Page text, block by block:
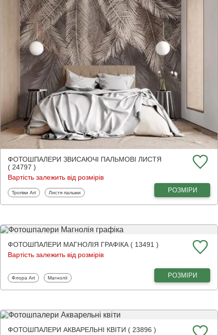
ФОТОШПАЛЕРИ ЗВИСАЮЧІ ПАЛЬМОВІ ЛИСТЯ
( 24797 )
Вартість залежить від розмірів
Фотошпалери
Тропіки Art Фотошпалери
Листя пальми РОЗМІРИ
ФОТОШПАЛЕРИ МАГНОЛІЯ ГРАФІКА ( 13491 )
Вартість залежить від розмірів
Фотошпалери
Флора Art Фотошпалери
Магнолії РОЗМІРИ
ФОТОШПАЛЕРИ АКВАРЕЛЬНІ КВІТИ ( 23896 )